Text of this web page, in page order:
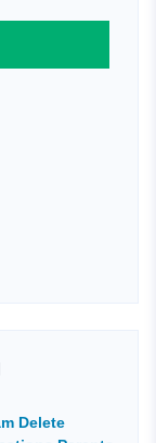
Delete